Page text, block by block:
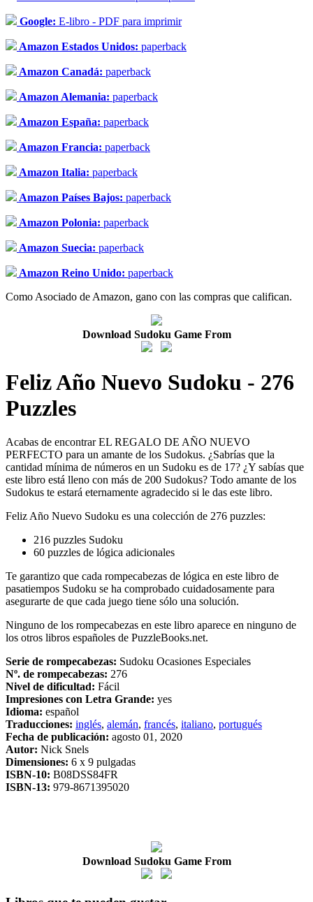
Google: E-libro - PDF para imprimir
Amazon Estados Unidos: paperback
Amazon Canadá: paperback
Amazon Alemania: paperback
Amazon España: paperback
Amazon Francia: paperback
Amazon Italia: paperback
Amazon Países Bajos: paperback
Amazon Polonia: paperback
Amazon Suecia: paperback
Amazon Reino Unido: paperback
Como Asociado de Amazon, gano con las compras que califican.
Download Sudoku Game From
Feliz Año Nuevo Sudoku - 276
Puzzles
Acabas de encontrar EL REGALO DE AÑO NUEVO
PERFECTO para un amante de los Sudokus. ¿Sabrías que la
cantidad mínima de números en un Sudoku es de 17? ¿Y sabías que
este libro está lleno con más de 200 Sudokus? Todo amante de los
Sudokus te estará eternamente agradecido si le das este libro.
Feliz Año Nuevo Sudoku es una colección de 276 puzzles:
216 puzzles Sudoku
60 puzzles de lógica adicionales
Te garantizo que cada rompecabezas de lógica en este libro de
pasatiempos Sudoku se ha comprobado cuidadosamente para
asegurarte de que cada juego tiene sólo una solución.
Ninguno de los rompecabezas en este libro aparece en ninguno de
los otros libros españoles de PuzzleBooks.net.
Serie de rompecabezas: Sudoku Ocasiones Especiales
Nº. de rompecabezas: 276
Nivel de dificultad: Fácil
Impresiones con Letra Grande: yes
Idioma: español
Traducciones: inglés, alemán, francés, italiano, portugués
Fecha de publicación: agosto 01, 2020
Autor: Nick Snels
Dimensiones: 6 x 9 pulgadas
ISBN-10: B08DSS84FR
ISBN-13: 979-8671395020
Download Sudoku Game From